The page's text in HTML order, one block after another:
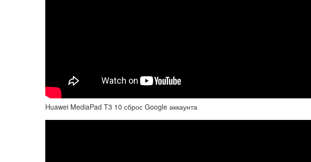
Huawei MediaPad T3 10 сброс Google аккаунта